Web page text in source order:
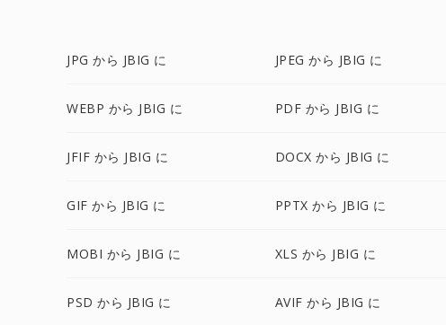
JPG から JBIG に JPEG から JBIG に
WEBP から JBIG に PDF から JBIG に
JFIF から JBIG に DOCX から JBIG に
GIF から JBIG に PPTX から JBIG に
MOBI から JBIG に XLS から JBIG に
PSD から JBIG に AVIF から JBIG に